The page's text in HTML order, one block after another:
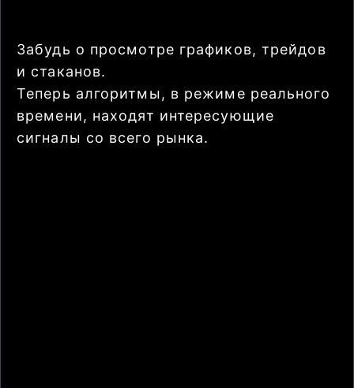
Забудь о просмотре графиков, трейдов
и стаканов.
Теперь алгоритмы, в режиме реального
времени, находят интересующие
сигналы со всего рынка.